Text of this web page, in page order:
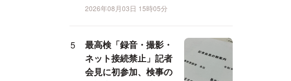
2026年08月03日 15時05分
最高検「録音・撮影・
ネット接続禁止」記者
会見に初参加、検事の